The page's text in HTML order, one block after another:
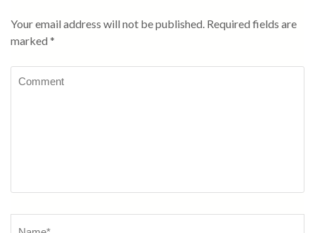
Your email address will not be published. Required fields are
marked *